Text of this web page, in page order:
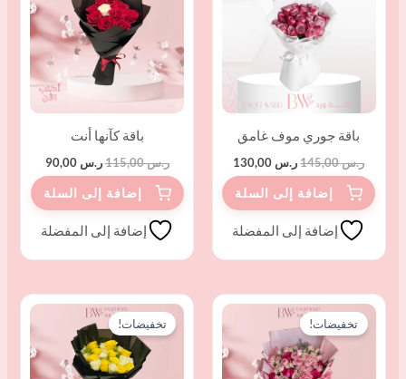
باقة جوري موف غامق
ر.س145,00 ر.س
إضافة إلى المفضلة
باقة كآنها أنت
ر.س115,00 ر.س 90,00
إضافة إلى المفضلة
تخفيضات!
السعر
الأصلي
هو:
ر.س 143,00.
السعر
ر.س 115,00.
تخفيضات!
السعر
الأصلي
هو:
ر.س 140,00.
السعر
ر.س 115,00.